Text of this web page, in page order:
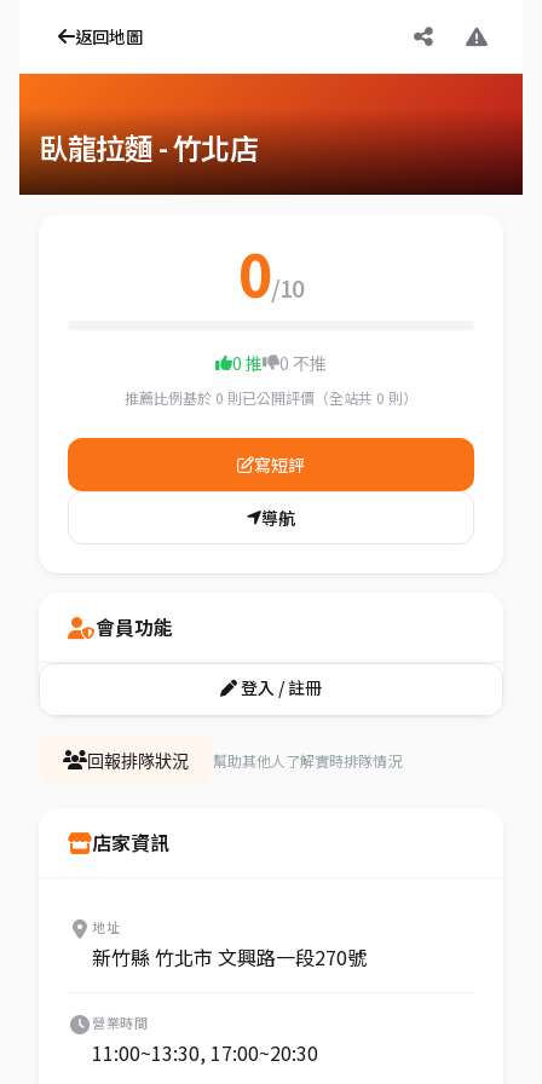
返回地圖
臥龍拉麵 - 竹北店
回報排隊狀況 幫助其他人了解實時排隊情況
店家資訊
地址
新竹縣 竹北市 文興路一段270號
營業時間
11:00~13:30, 17:00~20:30
0/10
0 推 0 不推
推薦比例基於 0 則已公開評價（全站共 0 則）
寫短評
導航
會員功能
登入 / 註冊